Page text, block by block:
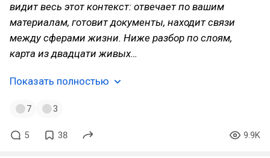
видит весь этот контекст: отвечает по вашим
материалам, готовит документы, находит связи
между сферами жизни. Ниже разбор по слоям,
карта из двадцати живых…
Показать полностью
7 3
5 38 9.9K